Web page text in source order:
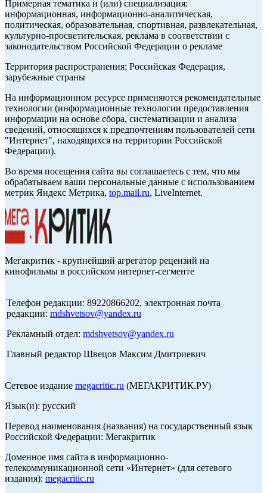
Примерная тематика и (или) специализация:
информационная, информационно-аналитическая,
политическая, образовательная, спортивная, развлекательная,
культурно-просветительская, реклама в соответствии с
законодательством Российской Федерации о рекламе
Территория распространения: Российская Федерация,
зарубежные страны
На информационном ресурсе применяются рекомендательные
технологии (информационные технологии предоставления
информации на основе сбора, систематизации и анализа
сведений, относящихся к предпочтениям пользователей сети
"Интернет", находящихся на территории Российской
Федерации).
Во время посещения сайта вы соглашаетесь с тем, что мы
обрабатываем ваши персональные данные с использованием
метрик Яндекс Метрика, top.mail.ru, LiveInternet.
Мегакритик - крупнейший агрегатор рецензий на
кинофильмы в российском интернет-сегменте
Телефон редакции: 89220866202, электронная почта
редакции: mdshvetsov@yandex.ru
Рекламный отдел: mdshvetsov@yandex.ru
Главный редактор Швецов Максим Дмитриевич
Сетевое издание megacritic.ru (МЕГАКРИТИК.РУ)
Язык(и): русский
Перевод наименования (названия) на государственный язык
Российской Федерации: Мегакритик
Доменное имя сайта в информационно-
телекоммуникационной сети «Интернет» (для сетевого
издания): megacritic.ru